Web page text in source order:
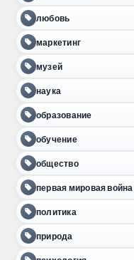
любовь
маркетинг
музей
наука
образование
обучение
общество
первая мировая война
политика
природа